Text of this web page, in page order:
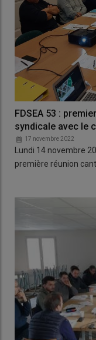
FDSEA 53 :
syndicale avec le
17 novembre 2022
Lundi 14 novembre
première réunion